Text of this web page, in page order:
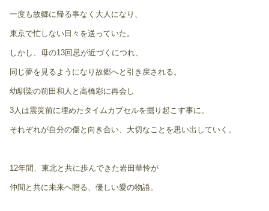
一度も故郷に帰る事なく大人になり、
東京で忙しない日々を送っていた。
しかし、母の13回忌が近づくにつれ、
同じ夢を見るようになり故郷へと引き戻される。
幼馴染の前田和人と高橋彩に再会し
3人は震災前に埋めたタイムカプセルを掘り起こす事に。
それぞれが自分の傷と向き合い、大切なことを思い出していく。
12年間、東北と共に歩んできた岩田華怜が
仲間と共に未来へ贈る、優しい愛の物語。